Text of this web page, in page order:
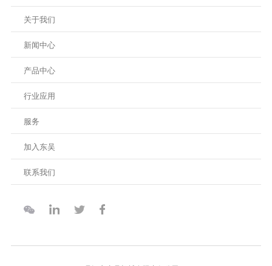
关于我们
新闻中心
产品中心
行业应用
服务
加入东吴
联系我们